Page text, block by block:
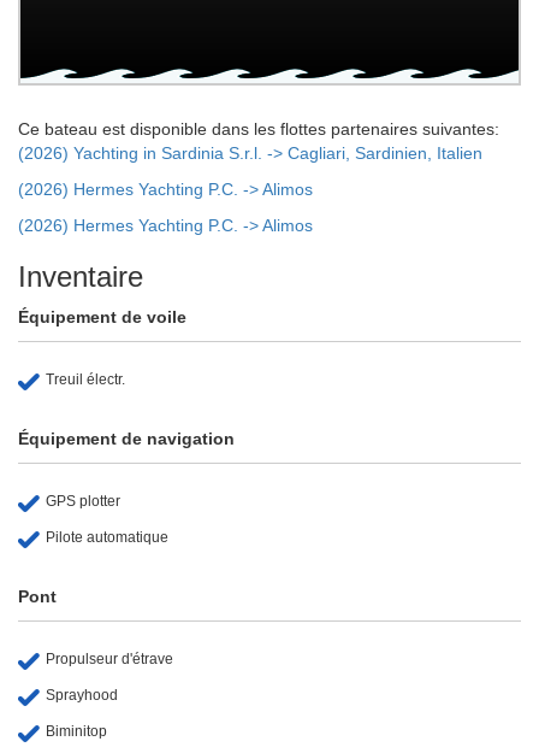
Ce bateau est disponible dans les flottes partenaires suivantes:
(2026) Yachting in Sardinia S.r.l. -> Cagliari, Sardinien, Italien
(2026) Hermes Yachting P.C. -> Alimos
(2026) Hermes Yachting P.C. -> Alimos
Inventaire
Équipement de voile
Treuil électr.
Équipement de navigation
GPS plotter
Pilote automatique
Pont
Propulseur d'étrave
Sprayhood
Biminitop